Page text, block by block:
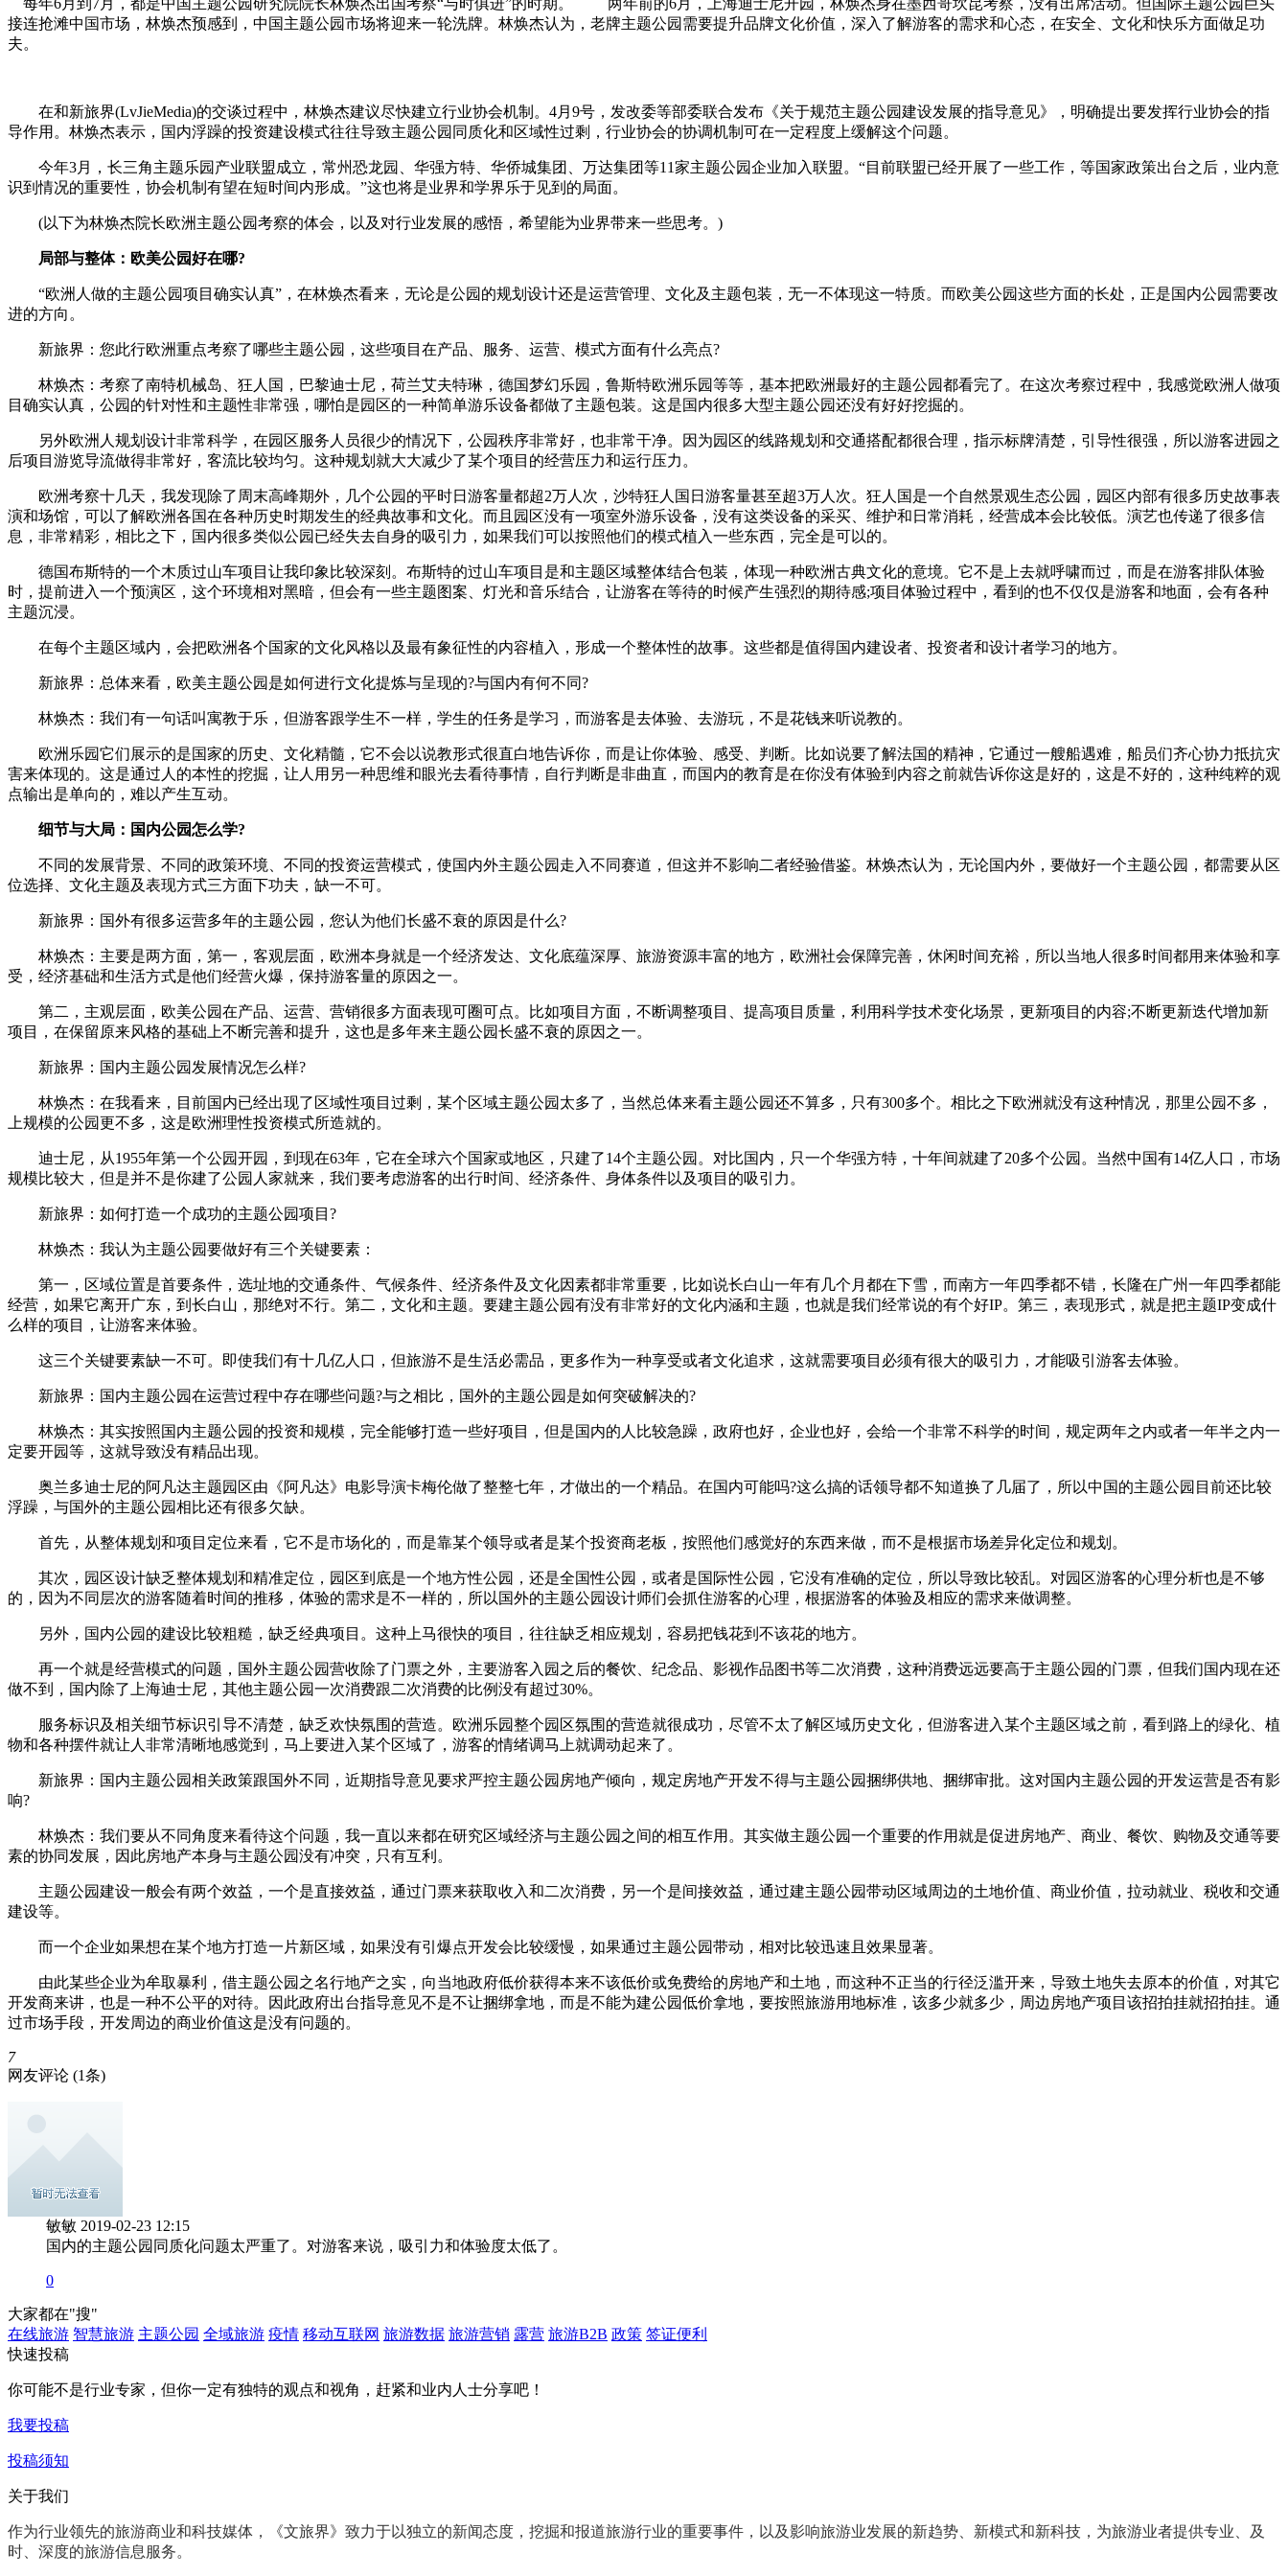
接连抢滩中国市场，林焕杰预感到，中国主题公园市场将迎来一轮洗牌。林焕杰认为，老牌主题公园需要提升品牌文化价值，深入了解游客的需求和心态，在安全、文化和快乐方面做足功
夫。
在和新旅界(LvJieMedia)的交谈过程中，林焕杰建议尽快建立行业协会机制。4月9号，发改委等部委联合发布《关于规范主题公园建设发展的指导意见》，明确提出要发挥行业协会的指
导作用。林焕杰表示，国内浮躁的投资建设模式往往导致主题公园同质化和区域性过剩，行业协会的协调机制可在一定程度上缓解这个问题。
今年3月，长三角主题乐园产业联盟成立，常州恐龙园、华强方特、华侨城集团、万达集团等11家主题公园企业加入联盟。“目前联盟已经开展了一些工作，等国家政策出台之后，业内意
识到情况的重要性，协会机制有望在短时间内形成。”这也将是业界和学界乐于见到的局面。
(以下为林焕杰院长欧洲主题公园考察的体会，以及对行业发展的感悟，希望能为业界带来一些思考。)
局部与整体：欧美公园好在哪?
“欧洲人做的主题公园项目确实认真”，在林焕杰看来，无论是公园的规划设计还是运营管理、文化及主题包装，无一不体现这一特质。而欧美公园这些方面的长处，正是国内公园需要改
进的方向。
新旅界：您此行欧洲重点考察了哪些主题公园，这些项目在产品、服务、运营、模式方面有什么亮点?
林焕杰：考察了南特机械岛、狂人国，巴黎迪士尼，荷兰艾夫特琳，德国梦幻乐园，鲁斯特欧洲乐园等等，基本把欧洲最好的主题公园都看完了。在这次考察过程中，我感觉欧洲人做项
目确实认真，公园的针对性和主题性非常强，哪怕是园区的一种简单游乐设备都做了主题包装。这是国内很多大型主题公园还没有好好挖掘的。
另外欧洲人规划设计非常科学，在园区服务人员很少的情况下，公园秩序非常好，也非常干净。因为园区的线路规划和交通搭配都很合理，指示标牌清楚，引导性很强，所以游客进园之
后项目游览导流做得非常好，客流比较均匀。这种规划就大大减少了某个项目的经营压力和运行压力。
欧洲考察十几天，我发现除了周末高峰期外，几个公园的平时日游客量都超2万人次，沙特狂人国日游客量甚至超3万人次。狂人国是一个自然景观生态公园，园区内部有很多历史故事表
演和场馆，可以了解欧洲各国在各种历史时期发生的经典故事和文化。而且园区没有一项室外游乐设备，没有这类设备的采买、维护和日常消耗，经营成本会比较低。演艺也传递了很多信
息，非常精彩，相比之下，国内很多类似公园已经失去自身的吸引力，如果我们可以按照他们的模式植入一些东西，完全是可以的。
德国布斯特的一个木质过山车项目让我印象比较深刻。布斯特的过山车项目是和主题区域整体结合包装，体现一种欧洲古典文化的意境。它不是上去就呼啸而过，而是在游客排队体验
时，提前进入一个预演区，这个环境相对黑暗，但会有一些主题图案、灯光和音乐结合，让游客在等待的时候产生强烈的期待感;项目体验过程中，看到的也不仅仅是游客和地面，会有各种
主题沉浸。
在每个主题区域内，会把欧洲各个国家的文化风格以及最有象征性的内容植入，形成一个整体性的故事。这些都是值得国内建设者、投资者和设计者学习的地方。
新旅界：总体来看，欧美主题公园是如何进行文化提炼与呈现的?与国内有何不同?
林焕杰：我们有一句话叫寓教于乐，但游客跟学生不一样，学生的任务是学习，而游客是去体验、去游玩，不是花钱来听说教的。
欧洲乐园它们展示的是国家的历史、文化精髓，它不会以说教形式很直白地告诉你，而是让你体验、感受、判断。比如说要了解法国的精神，它通过一艘船遇难，船员们齐心协力抵抗灾
害来体现的。这是通过人的本性的挖掘，让人用另一种思维和眼光去看待事情，自行判断是非曲直，而国内的教育是在你没有体验到内容之前就告诉你这是好的，这是不好的，这种纯粹的观
点输出是单向的，难以产生互动。
细节与大局：国内公园怎么学?
不同的发展背景、不同的政策环境、不同的投资运营模式，使国内外主题公园走入不同赛道，但这并不影响二者经验借鉴。林焕杰认为，无论国内外，要做好一个主题公园，都需要从区
位选择、文化主题及表现方式三方面下功夫，缺一不可。
新旅界：国外有很多运营多年的主题公园，您认为他们长盛不衰的原因是什么?
林焕杰：主要是两方面，第一，客观层面，欧洲本身就是一个经济发达、文化底蕴深厚、旅游资源丰富的地方，欧洲社会保障完善，休闲时间充裕，所以当地人很多时间都用来体验和享
受，经济基础和生活方式是他们经营火爆，保持游客量的原因之一。
第二，主观层面，欧美公园在产品、运营、营销很多方面表现可圈可点。比如项目方面，不断调整项目、提高项目质量，利用科学技术变化场景，更新项目的内容;不断更新迭代增加新
项目，在保留原来风格的基础上不断完善和提升，这也是多年来主题公园长盛不衰的原因之一。
新旅界：国内主题公园发展情况怎么样?
林焕杰：在我看来，目前国内已经出现了区域性项目过剩，某个区域主题公园太多了，当然总体来看主题公园还不算多，只有300多个。相比之下欧洲就没有这种情况，那里公园不多，
上规模的公园更不多，这是欧洲理性投资模式所造就的。
迪士尼，从1955年第一个公园开园，到现在63年，它在全球六个国家或地区，只建了14个主题公园。对比国内，只一个华强方特，十年间就建了20多个公园。当然中国有14亿人口，市场
规模比较大，但是并不是你建了公园人家就来，我们要考虑游客的出行时间、经济条件、身体条件以及项目的吸引力。
新旅界：如何打造一个成功的主题公园项目?
林焕杰：我认为主题公园要做好有三个关键要素：
第一，区域位置是首要条件，选址地的交通条件、气候条件、经济条件及文化因素都非常重要，比如说长白山一年有几个月都在下雪，而南方一年四季都不错，长隆在广州一年四季都能
经营，如果它离开广东，到长白山，那绝对不行。第二，文化和主题。要建主题公园有没有非常好的文化内涵和主题，也就是我们经常说的有个好IP。第三，表现形式，就是把主题IP变成什
么样的项目，让游客来体验。
这三个关键要素缺一不可。即使我们有十几亿人口，但旅游不是生活必需品，更多作为一种享受或者文化追求，这就需要项目必须有很大的吸引力，才能吸引游客去体验。
新旅界：国内主题公园在运营过程中存在哪些问题?与之相比，国外的主题公园是如何突破解决的?
林焕杰：其实按照国内主题公园的投资和规模，完全能够打造一些好项目，但是国内的人比较急躁，政府也好，企业也好，会给一个非常不科学的时间，规定两年之内或者一年半之内一
定要开园等，这就导致没有精品出现。
奥兰多迪士尼的阿凡达主题园区由《阿凡达》电影导演卡梅伦做了整整七年，才做出的一个精品。在国内可能吗?这么搞的话领导都不知道换了几届了，所以中国的主题公园目前还比较
浮躁，与国外的主题公园相比还有很多欠缺。
首先，从整体规划和项目定位来看，它不是市场化的，而是靠某个领导或者是某个投资商老板，按照他们感觉好的东西来做，而不是根据市场差异化定位和规划。
其次，园区设计缺乏整体规划和精准定位，园区到底是一个地方性公园，还是全国性公园，或者是国际性公园，它没有准确的定位，所以导致比较乱。对园区游客的心理分析也是不够
的，因为不同层次的游客随着时间的推移，体验的需求是不一样的，所以国外的主题公园设计师们会抓住游客的心理，根据游客的体验及相应的需求来做调整。
另外，国内公园的建设比较粗糙，缺乏经典项目。这种上马很快的项目，往往缺乏相应规划，容易把钱花到不该花的地方。
再一个就是经营模式的问题，国外主题公园营收除了门票之外，主要游客入园之后的餐饮、纪念品、影视作品图书等二次消费，这种消费远远要高于主题公园的门票，但我们国内现在还
做不到，国内除了上海迪士尼，其他主题公园一次消费跟二次消费的比例没有超过30%。
服务标识及相关细节标识引导不清楚，缺乏欢快氛围的营造。欧洲乐园整个园区氛围的营造就很成功，尽管不太了解区域历史文化，但游客进入某个主题区域之前，看到路上的绿化、植
物和各种摆件就让人非常清晰地感觉到，马上要进入某个区域了，游客的情绪调马上就调动起来了。
新旅界：国内主题公园相关政策跟国外不同，近期指导意见要求严控主题公园房地产倾向，规定房地产开发不得与主题公园捆绑供地、捆绑审批。这对国内主题公园的开发运营是否有影
响?
林焕杰：我们要从不同角度来看待这个问题，我一直以来都在研究区域经济与主题公园之间的相互作用。其实做主题公园一个重要的作用就是促进房地产、商业、餐饮、购物及交通等要
素的协同发展，因此房地产本身与主题公园没有冲突，只有互利。
主题公园建设一般会有两个效益，一个是直接效益，通过门票来获取收入和二次消费，另一个是间接效益，通过建主题公园带动区域周边的土地价值、商业价值，拉动就业、税收和交通
建设等。
而一个企业如果想在某个地方打造一片新区域，如果没有引爆点开发会比较缓慢，如果通过主题公园带动，相对比较迅速且效果显著。
由此某些企业为牟取暴利，借主题公园之名行地产之实，向当地政府低价获得本来不该低价或免费给的房地产和土地，而这种不正当的行径泛滥开来，导致土地失去原本的价值，对其它
开发商来讲，也是一种不公平的对待。因此政府出台指导意见不是不让捆绑拿地，而是不能为建公园低价拿地，要按照旅游用地标准，该多少就多少，周边房地产项目该招拍挂就招拍挂。通
过市场手段，开发周边的商业价值这是没有问题的。
7
网友评论 (1条)
敏敏 2019-02-23 12:15
国内的主题公园同质化问题太严重了。对游客来说，吸引力和体验度太低了。
0
大家都在"搜"
在线旅游 智慧旅游 主题公园 全域旅游 疫情 移动互联网 旅游数据 旅游营销 露营 旅游B2B 政策 签证便利
快速投稿
你可能不是行业专家，但你一定有独特的观点和视角 ，赶紧和业内人士分享吧！
我要投稿
投稿须知
关于我们
作为行业领先的旅游商业和科技媒体，《文旅界》致力于以独立的新闻态度 ，挖掘和报道旅游行业的重要事件 ，以及影响旅游业发展的新趋势 新模式和新科技 ，为旅游业者提供专业、及
时、深度的旅游信息服务。